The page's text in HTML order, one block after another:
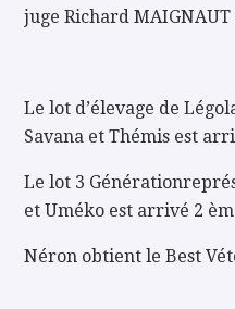
juge Richard MAIGNAUT
Le lot d’élevage de
Savana et Thémis est
Le lot 3
et Uméko est arrivé 2
Néron obtient le Best